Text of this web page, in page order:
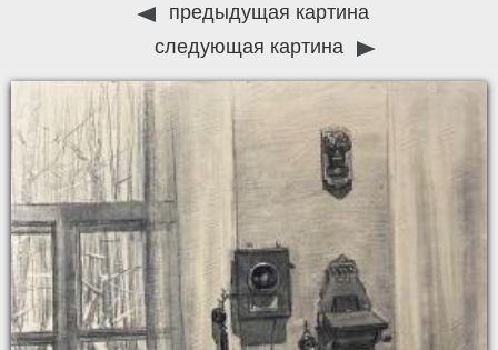
предыдущая картина
следующая картина